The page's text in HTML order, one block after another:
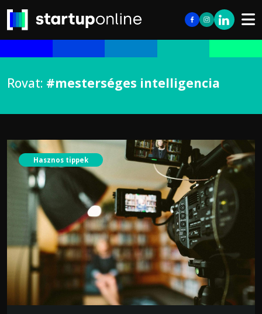
Rovat: #mesterséges intelligencia
Hasznos tippek